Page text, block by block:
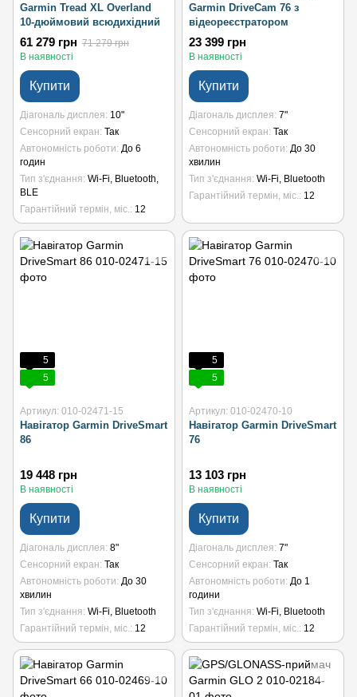
Garmin Tread XL Overland
10-дюймовий всюдихідний
61 279 грн 71 279 грн
В наявності
Купити
Діагональ дисплея 10"
Сенсорний екран Так
Автономність роботи До 6
годин
Тип з'єднання Wi-Fi, Bluetooth,
BLE
Гарантійний термін, міс. 12
Garmin DriveCam 76 з
відеореєстратором
23 399 грн
В наявності
Купити
Діагональ дисплея 7"
Сенсорний екран Так
Автономність роботи До 30
хвилин
Тип з'єднання Wi-Fi, Bluetooth
Гарантійний термін, міс. 12
5
5
Артикул: 010-02471-15
Навігатор Garmin DriveSmart
86
19 448 грн
В наявності
Купити
Діагональ дисплея 8"
Сенсорний екран Так
Автономність роботи До 30
хвилин
Тип з'єднання Wi-Fi, Bluetooth
Гарантійний термін, міс. 12
5
5
Артикул: 010-02470-10
Навігатор Garmin DriveSmart
76
13 103 грн
В наявності
Купити
Діагональ дисплея 7"
Сенсорний екран Так
Автономність роботи До 1
години
Тип з'єднання Wi-Fi, Bluetooth
Гарантійний термін, міс. 12